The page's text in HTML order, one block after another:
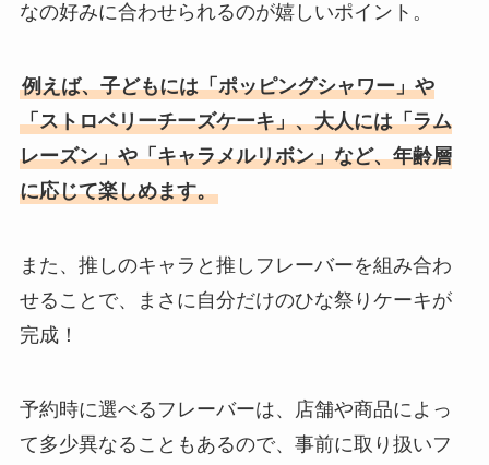
なの好みに合わせられるのが嬉しいポイント。
例えば、子どもには「ポッピングシャワー」や
「ストロベリーチーズケーキ」、大人には「ラム
レーズン」や「キャラメルリボン」など、年齢層
に応じて楽しめます。
また、推しのキャラと推しフレーバーを組み合わ
せることで、まさに自分だけのひな祭りケーキが
完成！
予約時に選べるフレーバーは、店舗や商品によっ
て多少異なることもあるので、事前に取り扱いフ